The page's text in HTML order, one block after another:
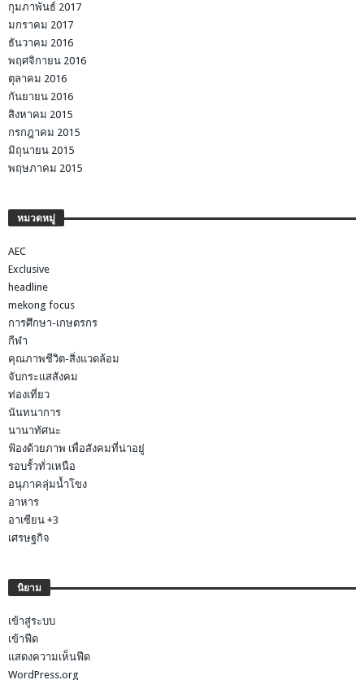
กุมภาพันธ์ 2017
มกราคม 2017
ธันวาคม 2016
พฤศจิกายน 2016
ตุลาคม 2016
กันยายน 2016
สิงหาคม 2015
กรกฎาคม 2015
มิถุนายน 2015
พฤษภาคม 2015
หมวดหมู่
AEC
Exclusive
headline
mekong focus
การศึกษา-เกษตรกร
กีฬา
คุณภาพชีวิต-สิ่งแวดล้อม
จับกระแสสังคม
ท่องเที่ยว
นันทนาการ
นานาทัศนะ
ฟ้องด้วยภาพ เพื่อสังคมที่น่าอยู่
รอบรั้วทั่วเหนือ
อนุภาคลุ่มน้ำโขง
อาหาร
อาเซียน +3
เศรษฐกิจ
นิยาม
เข้าสู่ระบบ
เข้าฟีด
แสดงความเห็นฟีด
WordPress.org